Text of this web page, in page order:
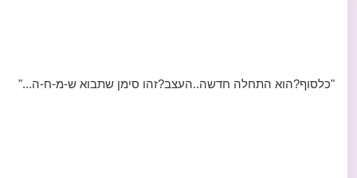
"כלסוף?הוא התחלה חדשה..העצב?זהו סימן שתבוא ש-מ-ח-ה..."